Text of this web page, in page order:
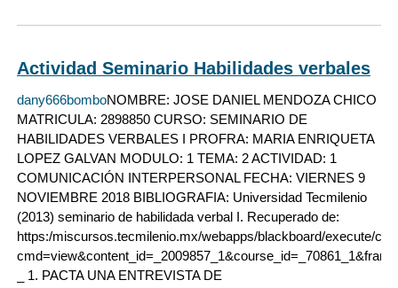
Actividad Seminario Habilidades verbales
dany666bomboNOMBRE: JOSE DANIEL MENDOZA CHICO
MATRICULA: 2898850 CURSO: SEMINARIO DE
HABILIDADES VERBALES I PROFRA: MARIA ENRIQUETA
LOPEZ GALVAN MODULO: 1 TEMA: 2 ACTIVIDAD: 1
COMUNICACIÓN INTERPERSONAL FECHA: VIERNES 9
NOVIEMBRE 2018 BIBLIOGRAFIA: Universidad Tecmilenio
(2013) seminario de habilidada verbal I. Recuperado de:
https:/miscursos.tecmilenio.mx/webapps/blackboard/execute/
_ 1. PACTA UNA ENTREVISTA DE